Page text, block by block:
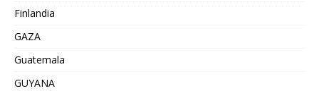
Finlandia
GAZA
Guatemala
GUYANA